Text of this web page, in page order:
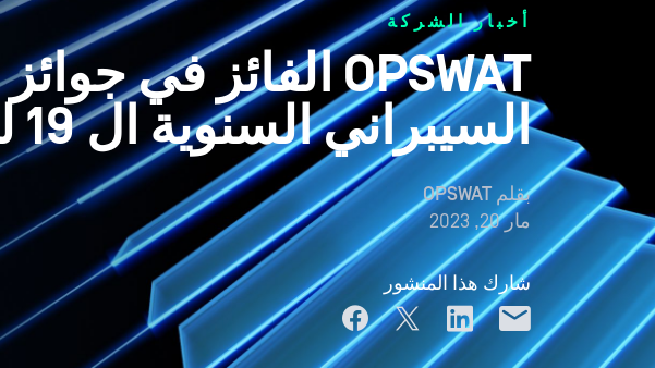
أخبار الشركة
السيبراني السنوية ال 19 لعام 2023
بقلم OPSWAT
مار 20, 2023
شارك هذا المنشور